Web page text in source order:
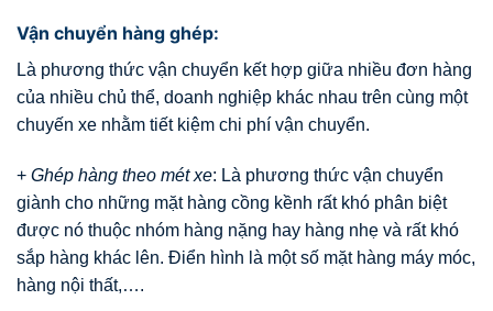
Vận chuyển hàng ghép:
Là phương thức vận chuyển kết hợp giữa nhiều đơn hàng
của nhiều chủ thể, doanh nghiệp khác nhau trên cùng một
chuyến xe nhằm tiết kiệm chi phí vận chuyển.
+ Ghép hàng theo mét xe: Là phương thức vận chuyển
giành cho những mặt hàng cồng kềnh rất khó phân biệt
được nó thuộc nhóm hàng nặng hay hàng nhẹ và rất khó
sắp hàng khác lên. Điển hình là một số mặt hàng máy móc,
hàng nội thất,….